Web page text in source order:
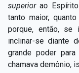
superiorao
tanto maior,
porque, então,
inclinar-se diante
grande poder
chamava demônio,